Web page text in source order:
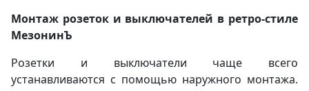
Монтаж розеток и выключателей в ретро-стиле
МезонинЪ
Розетки и выключатели чаще всего
устанавливаются с помощью наружного монтажа.